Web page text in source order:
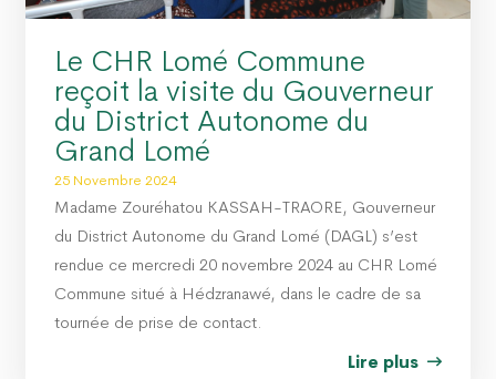
Le CHR Lomé Commune
reçoit la visite du Gouverneur
du District Autonome du
Grand Lomé
25 Novembre 2024
Madame Zouréhatou KASSAH-TRAORE, Gouverneur
du District Autonome du Grand Lomé (DAGL) s’est
rendue ce mercredi 20 novembre 2024 au CHR Lomé
Commune situé à Hédzranawé, dans le cadre de sa
tournée de prise de contact.
Lire plus